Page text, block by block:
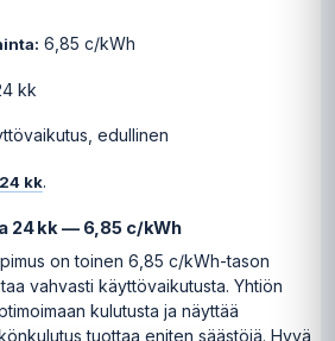
6,85 c/kWh
kk
edullinen
kk.
24 kk — 6,85 c/kWh
on toinen 6,85 c/kWh-tason
vahvasti käyttövaikutusta. Yhtiön
kulutusta ja näyttää
tuottaa eniten säästöjä. Hyvä